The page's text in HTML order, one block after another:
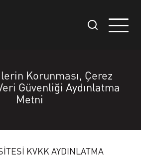
Korunması, Çerez
Güvenliği Aydınlatma
Metni
KVKK AYDINLATMA